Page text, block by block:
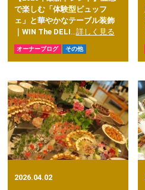
で楽しむ「体験型ビュッフ
ェ」と華やかなテーブル装飾
｜WIN The DELI
詳しく見る
オーナーブログ その他
2026.04.02